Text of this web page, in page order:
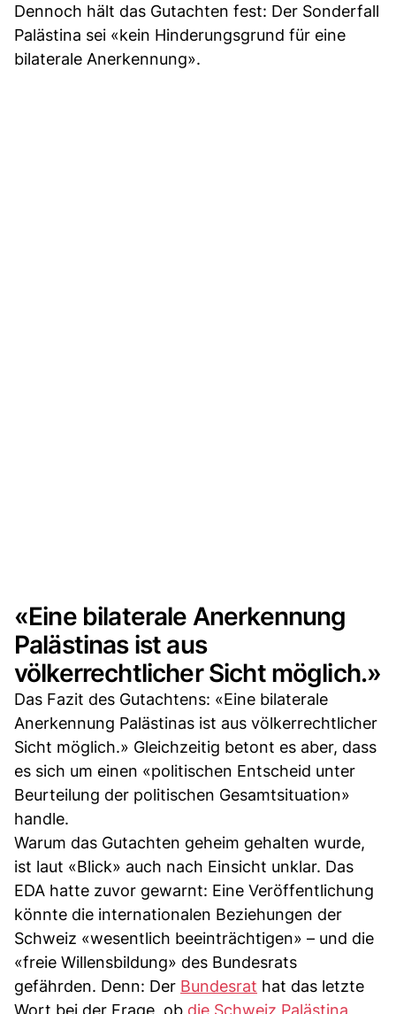
Dennoch hält das Gutachten fest: Der Sonderfall
Palästina sei «kein Hinderungsgrund für eine
bilaterale Anerkennung».
«Eine bilaterale Anerkennung
Palästinas ist aus
völkerrechtlicher Sicht möglich.»
Das Fazit des Gutachtens: «Eine bilaterale
Anerkennung Palästinas ist aus völkerrechtlicher
Sicht möglich.» Gleichzeitig betont es aber, dass
es sich um einen «politischen Entscheid unter
Beurteilung der politischen Gesamtsituation»
handle.
Warum das Gutachten geheim gehalten wurde,
ist laut «Blick» auch nach Einsicht unklar. Das
EDA hatte zuvor gewarnt: Eine Veröffentlichung
könnte die internationalen Beziehungen der
Schweiz «wesentlich beeinträchtigen» – und die
«freie Willensbildung» des Bundesrats
gefährden. Denn: Der Bundesrat hat das letzte
Wort bei der Frage, ob die Schweiz Palästina